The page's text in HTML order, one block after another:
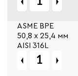
ASME BPE
50,8 х 25,4 мм
AISI 316L